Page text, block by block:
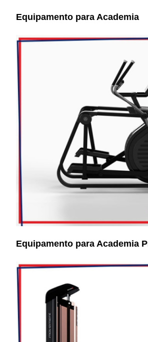
Equipamento para Academia
Equipamento para Academia